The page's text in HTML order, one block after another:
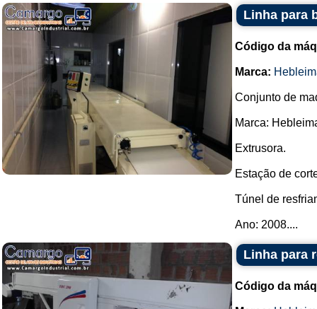
Linha para
Código da
Marca:
Conjunto de
Marca:
Extrusora.
Estação de
Túnel de
Ano: 2008....
Linha para
Código da